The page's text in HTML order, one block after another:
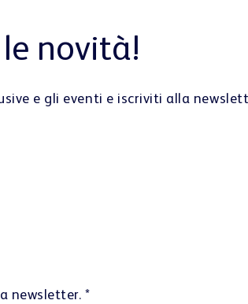
novità!
e gli eventi e iscriviti alla
newsletter.*